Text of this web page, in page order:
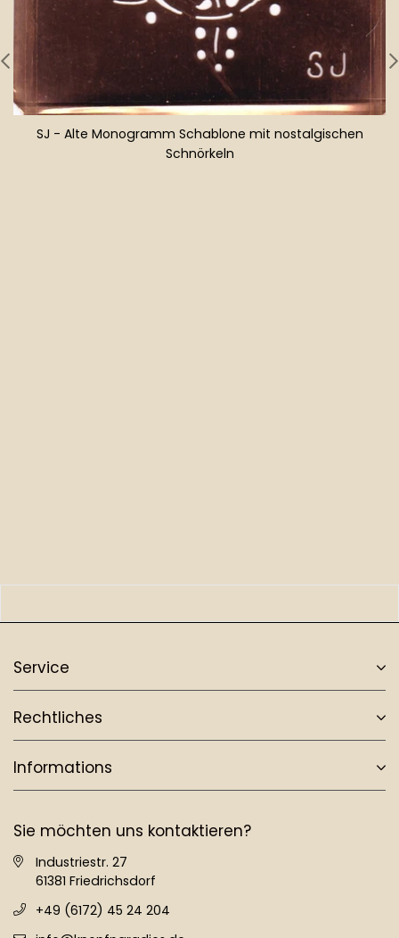
SJ - Alte Monogramm Schablone mit nostalgischen
Schnörkeln
Service
Rechtliches
Informations
Sie möchten uns kontaktieren?
Industriestr. 27
61381 Friedrichsdorf
+49 (6172) 45 24 204